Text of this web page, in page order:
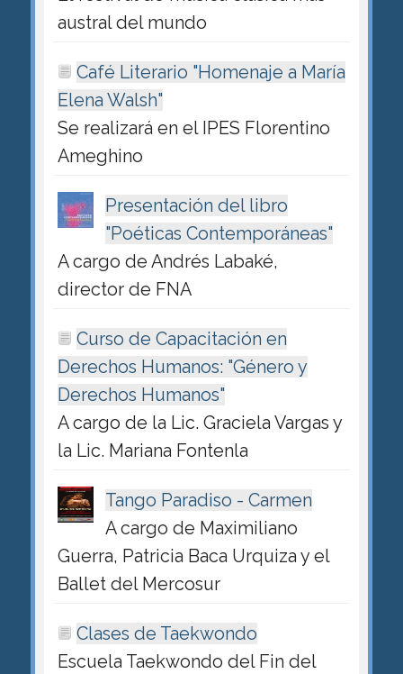
austral del mundo
Café Literario "Homenaje a María
Elena Walsh"
Se realizará en el IPES Florentino
Ameghino
Presentación del libro
"Poéticas Contemporáneas"
A cargo de Andrés Labaké,
director de FNA
Curso de Capacitación en
Derechos Humanos: "Género y
Derechos Humanos"
A cargo de la Lic. Graciela Vargas y
la Lic. Mariana Fontenla
Tango Paradiso - Carmen
A cargo de Maximiliano
Guerra, Patricia Baca Urquiza y el
Ballet del Mercosur
Clases de Taekwondo
Escuela Taekwondo del Fin del